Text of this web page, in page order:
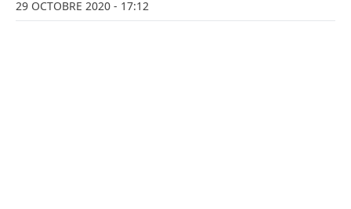
29 OCTOBRE 2020 - 17:12